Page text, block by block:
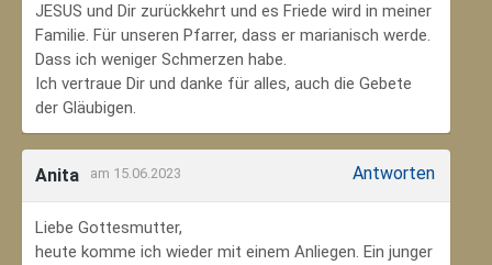
JESUS und Dir zurückkehrt und es Friede wird in meiner
Familie. Für unseren Pfarrer, dass er marianisch werde.
Dass ich weniger Schmerzen habe.
Ich vertraue Dir und danke für alles, auch die Gebete
der Gläubigen.
Anita am 15.06.2023 Antworten
Liebe Gottesmutter,
heute komme ich wieder mit einem Anliegen. Ein junger